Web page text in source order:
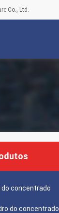
Co., Ltd.
do concentrado
do concentrado